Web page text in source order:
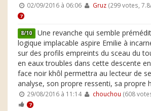
02/09/2016 à 06:06 Gruz(299 votes,
7
8/10 Une revanche qui semble
logique implacable aspire Emilie à
sur des profils empreints du sceau du
en eaux troubles dans cette descente
face noir khôl permettra au lecteur de
analyse, son propre ressenti, sa propre
29/08/2016 à 11:14 chouchou (608
7